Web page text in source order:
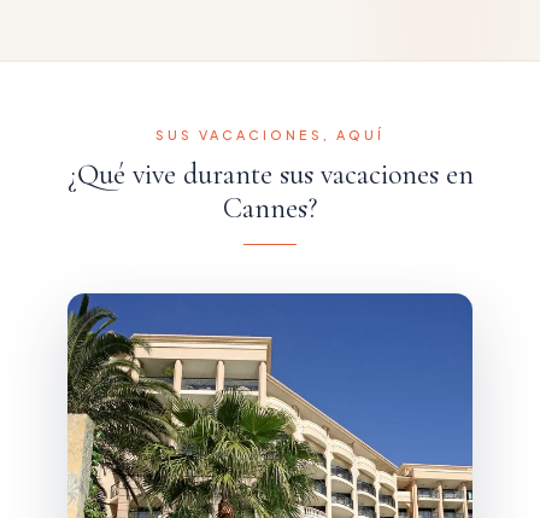
SUS VACACIONES, AQUÍ
¿Qué vive durante sus vacaciones en
Cannes?